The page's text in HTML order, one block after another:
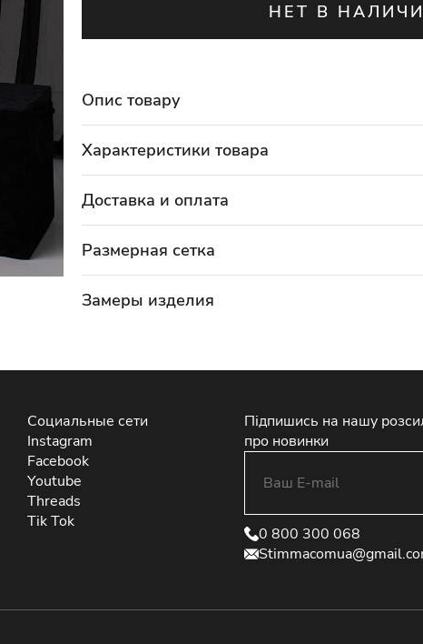
НЕТ В
Опис товару
Характеристики товара
Доставка и оплата
Размерная сетка
Замеры изделия
Социальные сети
Instagram
Facebook
Youtube
Threads
Tik Tok
Підпишись на нашу
про новинки
0 800 300 068